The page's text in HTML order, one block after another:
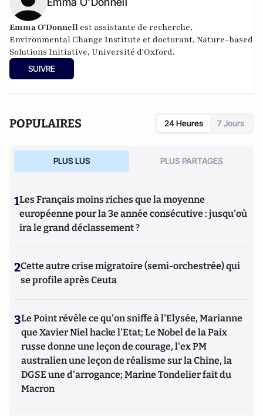
Emma O'Donnell est assistante de recherche,
Environmental Change Institute et doctorant, Nature-based
Solutions Initiative, Université d'Oxford.
SUIVRE
POPULAIRES 24 Heures 7 Jours
PLUS LUS PLUS PARTAGES
1Les Français moins riches que la moyenne
européenne pour la 3e année consécutive : jusqu'où
ira le grand déclassement ?
2Cette autre crise migratoire (semi-orchestrée) qui
se profile après Ceuta
3Le Point révèle ce qu'on sniffe à l'Elysée, Marianne
que Xavier Niel hacke l'Etat; Le Nobel de la Paix
russe donne une leçon de courage, l'ex PM
australien une leçon de réalisme sur la Chine, la
DGSE une d'arrogance; Marine Tondelier fait du
Macron